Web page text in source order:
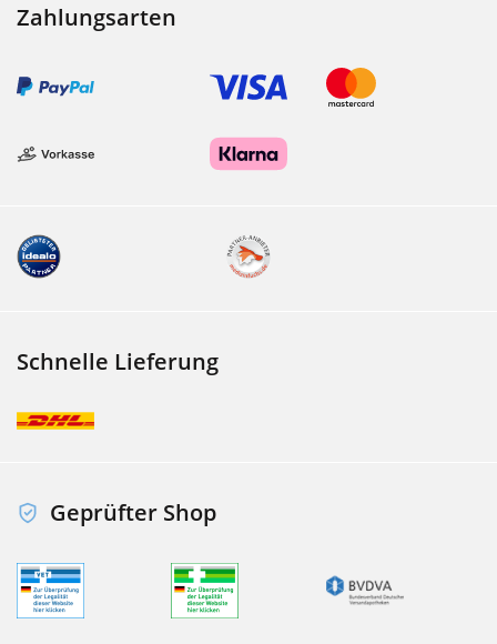
Zahlungsarten
Schnelle Lieferung
Geprüfter Shop